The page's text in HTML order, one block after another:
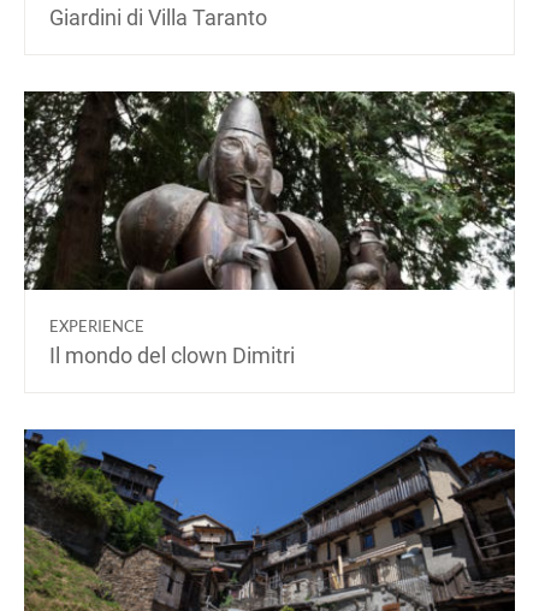
Giardini di Villa Taranto
EXPERIENCE
Il mondo del clown Dimitri